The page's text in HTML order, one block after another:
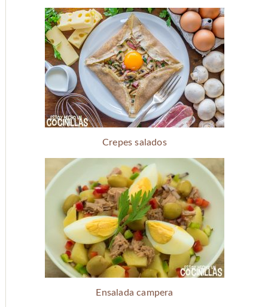
Crepes salados
Ensalada campera